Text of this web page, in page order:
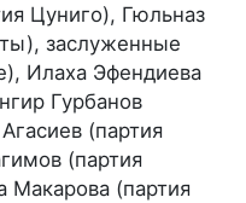
Цуниго), Гюльназ
заслуженные
Илаха Эфендиева
Гурбанов
(партия
(партия
Макарова (партия